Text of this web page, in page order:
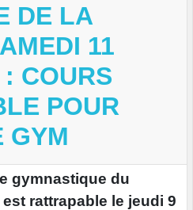
DE LA
11
COURS
POUR
GYM
gymnastique du
rattrapable le jeudi 9